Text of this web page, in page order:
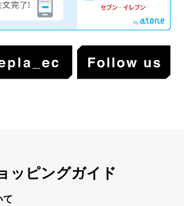
ッピングガイド
て